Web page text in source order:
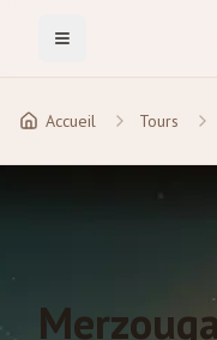
Toggle Menu
Accueil Tours